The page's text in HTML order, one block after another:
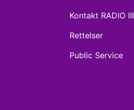
Kontakt RADIO
Rettelser
Public Service